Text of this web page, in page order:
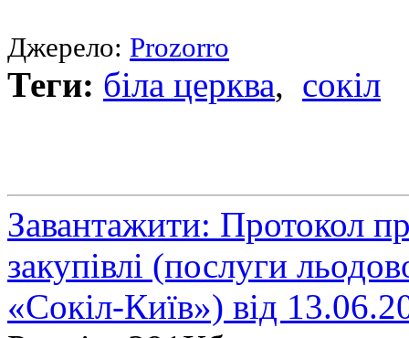
Джерело: Prozorro
Теги: біла церква, сокіл
Завантажити: Протокол
закупівлі (послуги
«Сокіл-Київ») від